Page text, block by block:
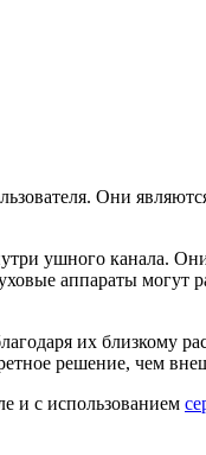
Они
ушного канала.
аппараты могут
их близкому
решение, чем
и с использованием